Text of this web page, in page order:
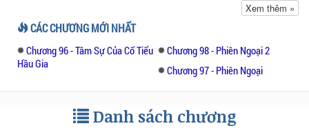
Cha nàng Thẩm Quát lúc làm lễ tế Thái Sơn
cùng Đoan Thân vương thì vô tình làm rơi
mất linh thạch. Đó là di vật của thánh tổ để
Khi cha nàng vẫn đang xót xa cho linh
Xem thêm »
CÁC CHƯƠNG MỚI NHẤT
Chương 96 - Tâm Sự Của Cố Tiểu
Hầu Gia
Chương 98 - Phiên Ngoại 2
Chương 97 - Phiên Ngoại
Danh sách chương